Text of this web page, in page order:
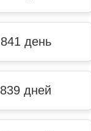
841 день
839 дней